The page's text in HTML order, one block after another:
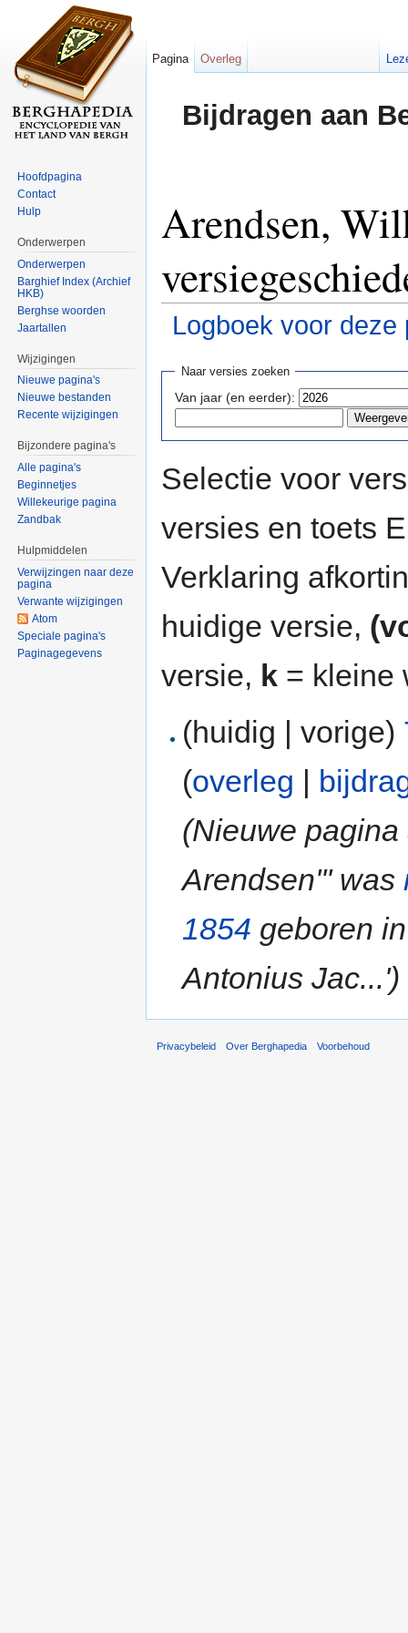
Bijdragen aan
Arendsen,
Logboek voor deze
Naar versies zoeken
Van jaar (en eerder):
Selectie voor
versies en toets
Verklaring
huidige versie,
versie, k = kleine
(huidig | vorige)
(overleg |
(Nieuwe
Arendsen''' was
1854 geboren
Antonius Jac...')
Pagina Overleg
Hoofdpagina
Contact
Hulp
Onderwerpen
Onderwerpen
Barghief Index (Archief
HKB)
Berghse woorden
Jaartallen
Wijzigingen
Nieuwe pagina's
Nieuwe bestanden
Recente wijzigingen
Bijzondere pagina's
Alle pagina's
Beginnetjes
Willekeurige pagina
Zandbak
Hulpmiddelen
Verwijzingen naar deze
pagina
Verwante wijzigingen
Atom
Speciale pagina's
Paginagegevens
Privacybeleid Over Berghapedia Voorbehoud